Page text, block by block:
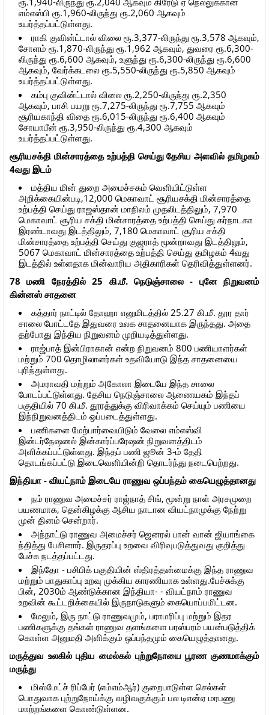
எம்எஸ்பி ரூ.1,960-லிருந்து ரூ.2,060 ஆகவும்
உயர்த்தப்பட்டுள்ளது.
ராகி குவின்ட்டால் விலை ரூ.3,377-லிருந்து ரூ.3,578 ஆகவும்,
சோளம் ரூ.1,870-லிருந்து ரூ.1,962 ஆகவும், துவரை ரூ.6,300-
லிருந்து ரூ.6,600 ஆகவும், உளுந்து ரூ.6,300-லிருந்து ரூ.6,600
ஆகவும், வேர்க்கடலை ரூ.5,550-லிருந்து ரூ.5,850 ஆகவும்
உயர்த்தப்பட்டுள்ளது.
கம்பு குவின்ட்டால் விலை ரூ.2,250-லிருந்து ரூ.2,350
ஆகவும், பாசி பயறு ரூ.7,275-லிருந்து ரூ.7,755 ஆகவும்
சூரியகாந்தி விதை ரூ.6,015-லிருந்து ரூ.6,400 ஆகவும்
சோயாபீன் ரூ.3,950-லிருந்து ரூ.4,300 ஆகவும்
உயர்த்தப்பட்டுள்ளது.
சூரியசக்தி மின்சாரத்தை உற்பத்தி செய்து தேசிய அளவில் தமிழகம்
4வது இடம்
மத்திய மின் துறை அமைச்சகம் வெளியிட்டுள்ள
அறிக்கையின்படி,12,000 மெகாவாட் சூரியசக்தி மின்சாரத்தை
உற்பத்தி செய்து ராஜஸ்தான் மாநிலம் முதலிடத்திலும், 7,970
மெகாவாட் சூரிய சக்தி மின்சாரத்தை உற்பத்தி செய்து கர்நாடகா
இரண்டாவது இடத்திலும், 7,180 மெகாவாட் சூரிய சக்தி
மின்சாரத்தை உற்பத்தி செய்து குஜராத் மூன்றாவது இடத்திலும்,
5067 மெகாவாட் மின்சாரத்தை உற்பத்தி செய்து தமிழகம் 4வது
இடத்தில் உள்ளதாக மின்வாரிய அதிகாரிகள் தெரிவித்துள்ளனர்.
78 மணி நேரத்தில் 25 கி.மீ. நெடுஞ்சாலை - புனே நிறுவனம்
கின்னஸ் சாதனை
கத்தார் நாட்டில் தோஹா எனுமிடத்தில் 25.27 கி.மீ. தூர தார்
சாலை போட்டதே இதுவரை உலக சாதனையாக இருந்தது. அதை
தற்போது இந்திய நிறுவனம் முறியடித்துள்ளது.
ராஜ்பாத் இன்பிராகான் என்ற நிறுவனம் 800 பணியாளர்கள்
மற்றும் 700 தொழிலாளர்கள் உதவியோடு இந்த சாதனையை
புரிந்துள்ளது.
அமராவதி மற்றும் அகோலா இடையே இந்த சாலை
போடப்பட்டுள்ளது. தேசிய நெடுஞ்சாலை ஆணையகம் இந்தப்
பகுதியில் 70 கி.மீ. தூரத்துக்கு விரிவாக்கம் செய்யும் பணியை
இந்நிறுவனத்திடம் ஒப்படைத்துள்ளது.
பணிகளை மேற்பார்வையிடும் வேலை எம்எஸ்வி
இன்டர்நேஷனல் இன்கார்ப்பரேஷன் நிறுவனத்திடம்
அளிக்கப்பட்டுள்ளது. இந்தப் பணி ஜூன் 3-ம் தேதி
தொடங்கப்பட்டு இடைவெளியின்றி தொடர்ந்து நடைபெற்றது.
இந்தியா - வியட்நாம் இடையே ராணுவ ஒப்பந்தம் கையெழுத்தானது
நம் ராணுவ அமைச்சர் ராஜ்நாத் சிங், மூன்று நாள் அரசுமுறை
பயணமாக, தென்கிழக்கு ஆசிய நாடான வியட்நாமுக்கு நேற்று
முன் தினம் சென்றார்.
அந்நாட்டு ராணுவ அமைச்சர் ஜெனரல் பான் வான் ஜியாங்கை
ந்தித்து பேசினார். இருதரப்பு உறவை விரிவுபடுத்துவது குறித்து
பேச்சு நடத்தப்பட்டது.
இந்தோ - பசிபிக் பகுதியின் ஸ்திரத்தன்மைக்கு இந்த ராணுவ
மற்றும் பாதுகாப்பு உறவு முக்கிய காரணியாக உள்ளது.பேச்சுக்கு
பின், 2030ம் ஆண்டுக்கான இந்தியா- - வியட்நாம் ராணுவ
உறவின் கூட்டறிக்கையில் இருநாடுகளும் கையொப்பமிட்டன.
மேலும், இரு நாட்டு ராணுவமும், பராமரிப்பு மற்றும் இதர
பணிகளுக்கு தங்கள் ராணுவ தளங்களை பரஸ்பரம் பயன்படுத்திக்
கொள்ள அனுமதி அளிக்கும் ஒப்பந்தமும் கையெழுத்தானது.
மருத்துவ உலகில் புதிய மைல்கல் புற்றுநோயை பூரண குணமாக்கும்
மருந்து
மிஸ்மேட்ச் ரிப்பேர் (எம்எம்ஆர்) குறைபாடுள்ள செல்கள்
பொதுவாக புற்றுநோய்க்கு வழிவகுக்கும் பல டிஎன்ஏ மரபணு
மாற்றங்களை கொண்டுள்ளன.